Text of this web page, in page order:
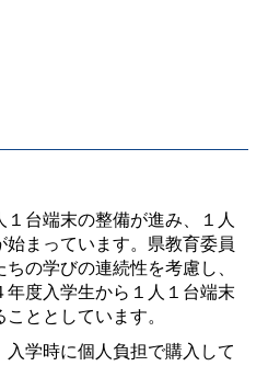
台端末の整備が進み、１人
まっています。県教育委員
の学びの連続性を考慮し、
度入学生から１人１台端末
ととしています。
学時に個人負担で購入して